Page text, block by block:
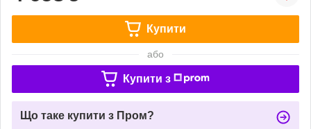
Купити
або
Купити з
Що таке купити з Пром?